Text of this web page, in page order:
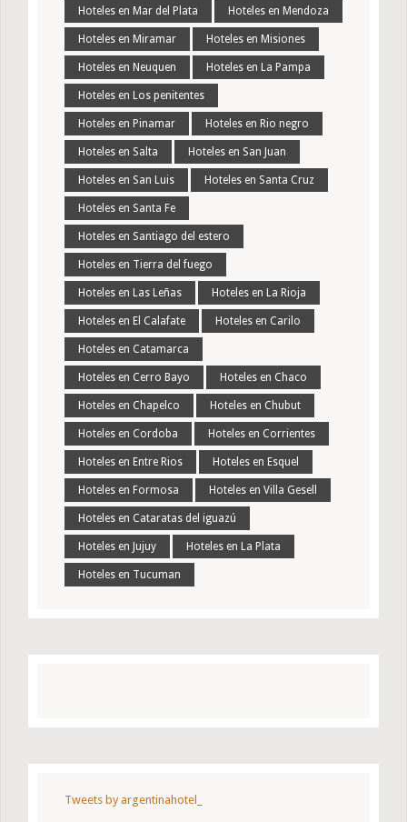
Hoteles en Mar del Plata Hoteles en Mendoza
Hoteles en Miramar Hoteles en Misiones
Hoteles en Neuquen Hoteles en La Pampa
Hoteles en Los penitentes
Hoteles en Pinamar Hoteles en Rio negro
Hoteles en Salta Hoteles en San Juan
Hoteles en San Luis Hoteles en Santa Cruz
Hoteles en Santa Fe
Hoteles en Santiago del estero
Hoteles en Tierra del fuego
Hoteles en Las Leñas Hoteles en La Rioja
Hoteles en El Calafate Hoteles en Carilo
Hoteles en Catamarca
Hoteles en Cerro Bayo Hoteles en Chaco
Hoteles en Chapelco Hoteles en Chubut
Hoteles en Cordoba Hoteles en Corrientes
Hoteles en Entre Rios Hoteles en Esquel
Hoteles en Formosa Hoteles en Villa Gesell
Hoteles en Cataratas del iguazú
Hoteles en Jujuy Hoteles en La Plata
Hoteles en Tucuman
Tweets by argentinahotel_